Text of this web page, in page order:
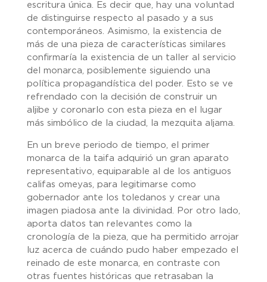
escritura única. Es decir que, hay una voluntad
de distinguirse respecto al pasado y a sus
contemporáneos. Asimismo, la existencia de
más de una pieza de características similares
confirmaría la existencia de un taller al servicio
del monarca, posiblemente siguiendo una
política propagandística del poder. Esto se ve
refrendado con la decisión de construir un
aljibe y coronarlo con esta pieza en el lugar
más simbólico de la ciudad, la mezquita aljama.
En un breve periodo de tiempo, el primer
monarca de la taifa adquirió un gran aparato
representativo, equiparable al de los antiguos
califas omeyas, para legitimarse como
gobernador ante los toledanos y crear una
imagen piadosa ante la divinidad. Por otro lado,
aporta datos tan relevantes como la
cronología de la pieza, que ha permitido arrojar
luz acerca de cuándo pudo haber empezado el
reinado de este monarca, en contraste con
otras fuentes históricas que retrasaban la